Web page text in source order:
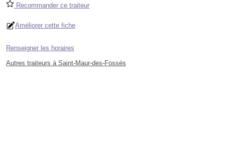
Recommander ce traiteur
Améliorer cette fiche
Renseigner les horaires
Autres traiteurs à Saint-Maur-des-Fossés